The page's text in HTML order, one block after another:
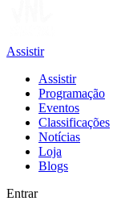
Assistir
Assistir
Programação
Eventos
Classificações
Notícias
Loja
Blogs
Entrar